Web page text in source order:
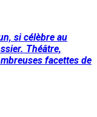
si célèbre au
Théâtre,
facettes de